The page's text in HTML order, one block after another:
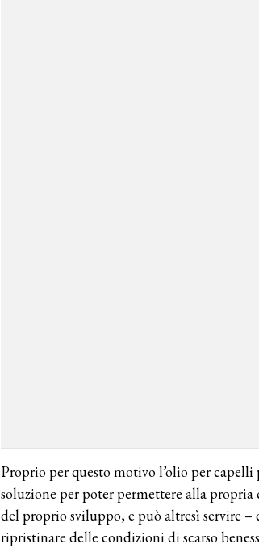
Proprio per questo motivo l’olio per
soluzione per poter permettere alla propria
del proprio sviluppo, e può altresì servire –
ripristinare delle condizioni di scarso